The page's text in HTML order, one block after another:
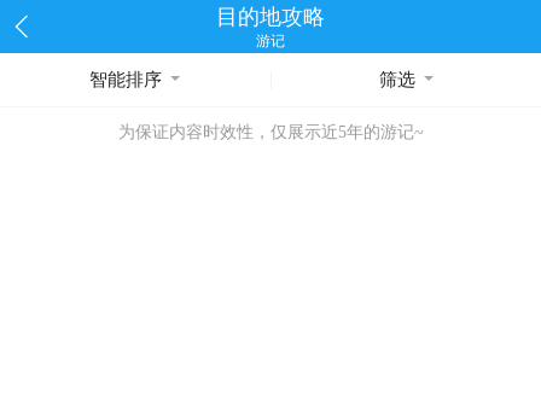
目的地攻略
游记
智能排序 筛选
为保证内容时效性，仅展示近5年的游记~